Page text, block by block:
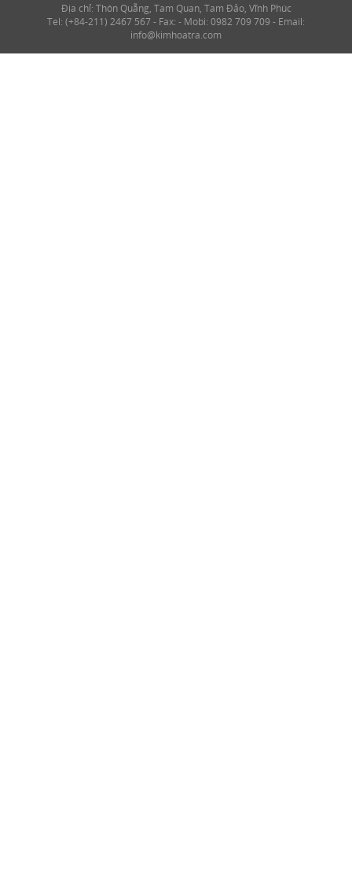
Địa chỉ: Thôn Quẵng, Tam Quan, Tam Đảo, Vĩnh Phúc
Tel: (+84-211) 2467 567 - Fax: - Mobi: 0982 709 709 - Email:
info@kimhoatra.com